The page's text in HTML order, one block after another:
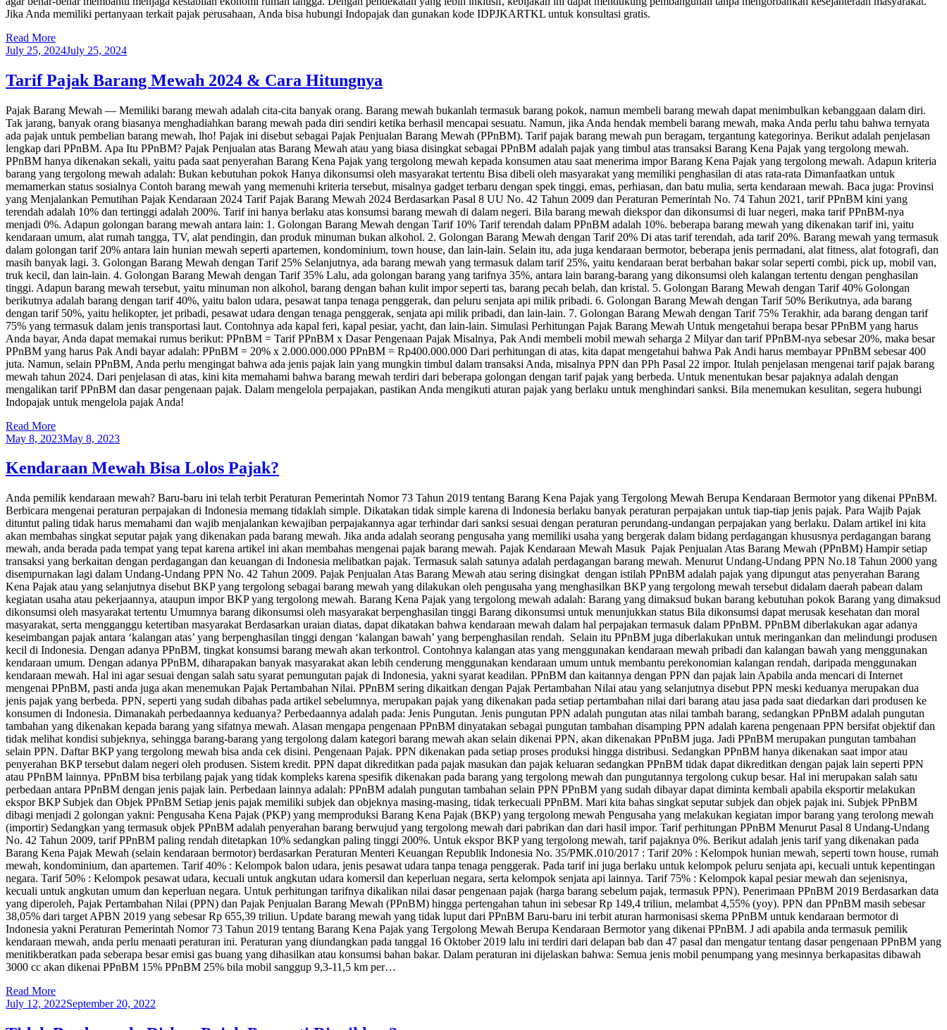
Jika Anda memiliki pertanyaan terkait pajak perusahaan, Anda bisa hubungi Indopajak dan gunakan kode IDPJKARTKL untuk konsultasi gratis.
Read More
July 25, 2024July 25, 2024
Tarif Pajak Barang Mewah 2024 & Cara Hitungnya
Pajak Barang Mewah — Memiliki barang mewah adalah cita-cita banyak orang. Barang mewah bukanlah termasuk barang pokok, namun membeli barang mewah dapat menimbulkan kebanggaan dalam diri.
Tak jarang, banyak orang biasanya menghadiahkan barang mewah pada diri sendiri ketika berhasil mencapai sesuatu. Namun, jika Anda hendak membeli barang mewah, maka Anda perlu tahu bahwa ternyata
ada pajak untuk pembelian barang mewah, lho! Pajak ini disebut sebagai Pajak Penjualan Barang Mewah (PPnBM). Tarif pajak barang mewah pun beragam, tergantung kategorinya. Berikut adalah penjelasan
lengkap dari PPnBM. Apa Itu PPnBM? Pajak Penjualan atas Barang Mewah atau yang biasa disingkat sebagai PPnBM adalah pajak yang timbul atas transaksi Barang Kena Pajak yang tergolong mewah.
PPnBM hanya dikenakan sekali, yaitu pada saat penyerahan Barang Kena Pajak yang tergolong mewah kepada konsumen atau saat menerima impor Barang Kena Pajak yang tergolong mewah. Adapun kriteria
barang yang tergolong mewah adalah: Bukan kebutuhan pokok Hanya dikonsumsi oleh masyarakat tertentu Bisa dibeli oleh masyarakat yang memiliki penghasilan di atas rata-rata Dimanfaatkan untuk
memamerkan status sosialnya Contoh barang mewah yang memenuhi kriteria tersebut, misalnya gadget terbaru dengan spek tinggi, emas, perhiasan, dan batu mulia, serta kendaraan mewah. Baca juga: Provinsi
yang Menjalankan Pemutihan Pajak Kendaraan 2024 Tarif Pajak Barang Mewah 2024 Berdasarkan Pasal 8 UU No. 42 Tahun 2009 dan Peraturan Pemerintah No. 74 Tahun 2021, tarif PPnBM kini yang
terendah adalah 10% dan tertinggi adalah 200%. Tarif ini hanya berlaku atas konsumsi barang mewah di dalam negeri. Bila barang mewah diekspor dan dikonsumsi di luar negeri, maka tarif PPnBM-nya
menjadi 0%. Adapun golongan barang mewah antara lain: 1. Golongan Barang Mewah dengan Tarif 10% Tarif terendah dalam PPnBM adalah 10%. beberapa barang mewah yang dikenakan tarif ini, yaitu
kendaraan umum, alat rumah tangga, TV, alat pendingin, dan produk minuman bukan alkohol. 2. Golongan Barang Mewah dengan Tarif 20% Di atas tarif terendah, ada tarif 20%. Barang mewah yang termasuk
dalam golongan tarif 20% antara lain hunian mewah seperti apartemen, kondominium, town house, dan lain-lain. Selain itu, ada juga kendaraan bermotor, beberapa jenis permadani, alat fitness, alat fotografi, dan
masih banyak lagi. 3. Golongan Barang Mewah dengan Tarif 25% Selanjutnya, ada barang mewah yang termasuk dalam tarif 25%, yaitu kendaraan berat berbahan bakar solar seperti combi, pick up, mobil van,
truk kecil, dan lain-lain. 4. Golongan Barang Mewah dengan Tarif 35% Lalu, ada golongan barang yang tarifnya 35%, antara lain barang-barang yang dikonsumsi oleh kalangan tertentu dengan penghasilan
tinggi. Adapun barang mewah tersebut, yaitu minuman non alkohol, barang dengan bahan kulit impor seperti tas, barang pecah belah, dan kristal. 5. Golongan Barang Mewah dengan Tarif 40% Golongan
berikutnya adalah barang dengan tarif 40%, yaitu balon udara, pesawat tanpa tenaga penggerak, dan peluru senjata api milik pribadi. 6. Golongan Barang Mewah dengan Tarif 50% Berikutnya, ada barang
dengan tarif 50%, yaitu helikopter, jet pribadi, pesawat udara dengan tenaga penggerak, senjata api milik pribadi, dan lain-lain. 7. Golongan Barang Mewah dengan Tarif 75% Terakhir, ada barang dengan tarif
75% yang termasuk dalam jenis transportasi laut. Contohnya ada kapal feri, kapal pesiar, yacht, dan lain-lain. Simulasi Perhitungan Pajak Barang Mewah Untuk mengetahui berapa besar PPnBM yang harus
Anda bayar, Anda dapat memakai rumus berikut: PPnBM = Tarif PPnBM x Dasar Pengenaan Pajak Misalnya, Pak Andi membeli mobil mewah seharga 2 Milyar dan tarif PPnBM-nya sebesar 20%, maka besar
PPnBM yang harus Pak Andi bayar adalah: PPnBM = 20% x 2.000.000.000 PPnBM = Rp400.000.000 Dari perhitungan di atas, kita dapat mengetahui bahwa Pak Andi harus membayar PPnBM sebesar 400
juta. Namun, selain PPnBM, Anda perlu mengingat bahwa ada jenis pajak lain yang mungkin timbul dalam transaksi Anda, misalnya PPN dan PPh Pasal 22 impor. Itulah penjelasan mengenai tarif pajak barang
mewah tahun 2024. Dari penjelasan di atas, kini kita memahami bahwa barang mewah terdiri dari beberapa golongan dengan tarif pajak yang berbeda. Untuk menentukan besar pajaknya adalah dengan
mengalikan tarif PPnBM dan dasar pengenaan pajak. Dalam mengelola perpajakan, pastikan Anda mengikuti aturan pajak yang berlaku untuk menghindari sanksi. Bila menemukan kesulitan, segera hubungi
Indopajak untuk mengelola pajak Anda!
Read More
May 8, 2023May 8, 2023
Kendaraan Mewah Bisa Lolos Pajak?
Anda pemilik kendaraan mewah? Baru-baru ini telah terbit Peraturan Pemerintah Nomor 73 Tahun 2019 tentang Barang Kena Pajak yang Tergolong Mewah Berupa Kendaraan Bermotor yang dikenai PPnBM.
Berbicara mengenai peraturan perpajakan di Indonesia memang tidaklah simple. Dikatakan tidak simple karena di Indonesia berlaku banyak peraturan perpajakan untuk tiap-tiap jenis pajak. Para Wajib Pajak
dituntut paling tidak harus memahami dan wajib menjalankan kewajiban perpajakannya agar terhindar dari sanksi sesuai dengan peraturan perundang-undangan perpajakan yang berlaku. Dalam artikel ini kita
akan membahas singkat seputar pajak yang dikenakan pada barang mewah. Jika anda adalah seorang pengusaha yang memiliki usaha yang bergerak dalam bidang perdagangan khususnya perdagangan barang
mewah, anda berada pada tempat yang tepat karena artikel ini akan membahas mengenai pajak barang mewah. Pajak Kendaraan Mewah Masuk Pajak Penjualan Atas Barang Mewah (PPnBM) Hampir setiap
transaksi yang berkaitan dengan perdagangan dan keuangan di Indonesia melibatkan pajak. Termasuk salah satunya adalah perdagangan barang mewah. Menurut Undang-Undang PPN No.18 Tahun 2000 yang
disempurnakan lagi dalam Undang-Undang PPN No. 42 Tahun 2009. Pajak Penjualan Atas Barang Mewah atau sering disingkat dengan istilah PPnBM adalah pajak yang dipungut atas penyerahan Barang
Kena Pajak atau yang selanjutnya disebut BKP yang tergolong sebagai barang mewah yang dilakukan oleh pengusaha yang menghasilkan BKP yang tergolong mewah tersebut didalam daerah pabean dalam
kegiatan usaha atau pekerjaannya, ataupun impor BKP yang tergolong mewah. Barang Kena Pajak yang tergolong mewah adalah: Barang yang dimaksud bukan barang kebutuhan pokok Barang yang dimaksud
dikonsumsi oleh masyarakat tertentu Umumnya barang dikonsumsi oleh masyarakat berpenghasilan tinggi Barang dikonsumsi untuk menunjukkan status Bila dikonsumsi dapat merusak kesehatan dan moral
masyarakat, serta mengganggu ketertiban masyarakat Berdasarkan uraian diatas, dapat dikatakan bahwa kendaraan mewah dalam hal perpajakan termasuk dalam PPnBM. PPnBM diberlakukan agar adanya
keseimbangan pajak antara ‘kalangan atas’ yang berpenghasilan tinggi dengan ‘kalangan bawah’ yang berpenghasilan rendah. Selain itu PPnBM juga diberlakukan untuk meringankan dan melindungi produsen
kecil di Indonesia. Dengan adanya PPnBM, tingkat konsumsi barang mewah akan terkontrol. Contohnya kalangan atas yang menggunakan kendaraan mewah pribadi dan kalangan bawah yang menggunakan
kendaraan umum. Dengan adanya PPnBM, diharapakan banyak masyarakat akan lebih cenderung menggunakan kendaraan umum untuk membantu perekonomian kalangan rendah, daripada menggunakan
kendaraan mewah. Hal ini agar sesuai dengan salah satu syarat pemungutan pajak di Indonesia, yakni syarat keadilan. PPnBM dan kaitannya dengan PPN dan pajak lain Apabila anda mencari di Internet
mengenai PPnBM, pasti anda juga akan menemukan Pajak Pertambahan Nilai. PPnBM sering dikaitkan dengan Pajak Pertambahan Nilai atau yang selanjutnya disebut PPN meski keduanya merupakan dua
jenis pajak yang berbeda. PPN, seperti yang sudah dibahas pada artikel sebelumnya, merupakan pajak yang dikenakan pada setiap pertambahan nilai dari barang atau jasa pada saat diedarkan dari produsen ke
konsumen di Indonesia. Dimanakah perbedaannya keduanya? Perbedaannya adalah pada: Jenis Pungutan. Jenis pungutan PPN adalah pungutan atas nilai tambah barang, sedangkan PPnBM adalah pungutan
tambahan yang dikenakan kepada barang yang sifatnya mewah. Alasan mengapa pengenaan PPnBM dinyatakan sebagai pungutan tambahan disamping PPN adalah karena pengenaan PPN bersifat objektif dan
tidak melihat kondisi subjeknya, sehingga barang-barang yang tergolong dalam kategori barang mewah akan selain dikenai PPN, akan dikenakan PPnBM juga. Jadi PPnBM merupakan pungutan tambahan
selain PPN. Daftar BKP yang tergolong mewah bisa anda cek disini. Pengenaan Pajak. PPN dikenakan pada setiap proses produksi hingga distribusi. Sedangkan PPnBM hanya dikenakan saat impor atau
penyerahan BKP tersebut dalam negeri oleh produsen. Sistem kredit. PPN dapat dikreditkan pada pajak masukan dan pajak keluaran sedangkan PPnBM tidak dapat dikreditkan dengan pajak lain seperti PPN
atau PPnBM lainnya. PPnBM bisa terbilang pajak yang tidak kompleks karena spesifik dikenakan pada barang yang tergolong mewah dan pungutannya tergolong cukup besar. Hal ini merupakan salah satu
perbedaan antara PPnBM dengan jenis pajak lain. Perbedaan lainnya adalah: PPnBM adalah pungutan tambahan selain PPN PPnBM yang sudah dibayar dapat diminta kembali apabila eksportir melakukan
ekspor BKP Subjek dan Objek PPnBM Setiap jenis pajak memiliki subjek dan objeknya masing-masing, tidak terkecuali PPnBM. Mari kita bahas singkat seputar subjek dan objek pajak ini. Subjek PPnBM
dibagi menjadi 2 golongan yakni: Pengusaha Kena Pajak (PKP) yang memproduksi Barang Kena Pajak (BKP) yang tergolong mewah Pengusaha yang melakukan kegiatan impor barang yang terolong mewah
(importir) Sedangkan yang termasuk objek PPnBM adalah penyerahan barang berwujud yang tergolong mewah dari pabrikan dan dari hasil impor. Tarif perhitungan PPnBM Menurut Pasal 8 Undang-Undang
No. 42 Tahun 2009, tarif PPnBM paling rendah ditetapkan 10% sedangkan paling tinggi 200%. Untuk ekspor BKP yang tergolong mewah, tarif pajaknya 0%. Berikut adalah jenis tarif yang dikenakan pada
Barang Kena Pajak Mewah (selain kendaraan bermotor) berdasarkan Peraturan Menteri Keuangan Republik Indonesia No. 35/PMK.010/2017 : Tarif 20% : Kelompok hunian mewah, seperti town house, rumah
mewah, kondominium, dan apartemen. Tarif 40% : Kelompok balon udara, jenis pesawat udara tanpa tenaga penggerak. Pada tarif ini juga berlaku untuk kelompok peluru senjata api, kecuali untuk kepentingan
negara. Tarif 50% : Kelompok pesawat udara, kecuali untuk angkutan udara komersil dan keperluan negara, serta kelompok senjata api lainnya. Tarif 75% : Kelompok kapal pesiar mewah dan sejenisnya,
kecuali untuk angkutan umum dan keperluan negara. Untuk perhitungan tarifnya dikalikan nilai dasar pengenaan pajak (harga barang sebelum pajak, termasuk PPN). Penerimaan PPnBM 2019 Berdasarkan data
yang diperoleh, Pajak Pertambahan Nilai (PPN) dan Pajak Penjualan Barang Mewah (PPnBM) hingga pertengahan tahun ini sebesar Rp 149,4 triliun, melambat 4,55% (yoy). PPN dan PPnBM masih sebesar
38,05% dari target APBN 2019 yang sebesar Rp 655,39 triliun. Update barang mewah yang tidak luput dari PPnBM Baru-baru ini terbit aturan harmonisasi skema PPnBM untuk kendaraan bermotor di
Indonesia yakni Peraturan Pemerintah Nomor 73 Tahun 2019 tentang Barang Kena Pajak yang Tergolong Mewah Berupa Kendaraan Bermotor yang dikenai PPnBM. J adi apabila anda termasuk pemilik
kendaraan mewah, anda perlu menaati peraturan ini. Peraturan yang diundangkan pada tanggal 16 Oktober 2019 lalu ini terdiri dari delapan bab dan 47 pasal dan mengatur tentang dasar pengenaan PPnBM yang
menitikberatkan pada seberapa besar emisi gas buang yang dihasilkan atau konsumsi bahan bakar. Dalam peraturan ini dijelaskan bahwa: Semua jenis mobil penumpang yang mesinnya berkapasitas dibawah
3000 cc akan dikenai PPnBM 15% PPnBM 25% bila mobil sanggup 9,3-11,5 km per…
Read More
July 12, 2022September 20, 2022